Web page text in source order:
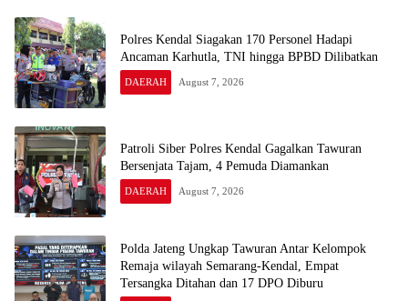
Polres Kendal Siagakan 170 Personel Hadapi
Ancaman Karhutla, TNI hingga BPBD Dilibatkan
DAERAH August 7, 2026
Patroli Siber Polres Kendal Gagalkan Tawuran
Bersenjata Tajam, 4 Pemuda Diamankan
DAERAH August 7, 2026
Polda Jateng Ungkap Tawuran Antar Kelompok
Remaja wilayah Semarang-Kendal, Empat
Tersangka Ditahan dan 17 DPO Diburu